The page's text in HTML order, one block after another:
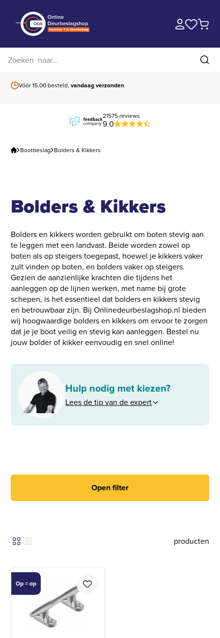
Vóór 15.00 besteld,vandaag verzonden
21575 reviews
9.0
Bootbeslag Bolders & Kikkers
Bolders & Kikkers
Bolders en kikkers worden gebruikt om boten stevig aan
te leggen met een landvast. Beide worden zowel op
boten als op steigers toegepast, hoewel je kikkers vaker
zult vinden op boten, en bolders vaker op steigers.
Gezien de aanzienlijke krachten die tijdens het
aanleggen op de lijnen werken, met name bij grote
schepen, is het essentieel dat bolders en kikkers stevig
en betrouwbaar zijn. Bij Onlinedeurbeslagshop.nl bieden
wij hoogwaardige bolders en kikkers om ervoor te zorgen
dat je je boot veilig en stevig kan aanleggen. Bestel nu
jouw bolder of kikker eenvoudig en snel online!
Hulp nodig met kiezen?
Lees de tip van de expert
Open filter
producten
Op = op